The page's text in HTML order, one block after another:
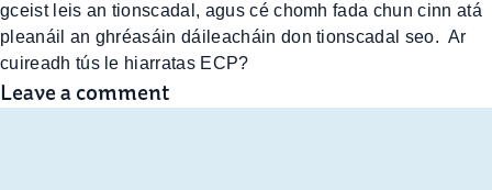
gceist leis an tionscadal, agus cé chomh fada chun cinn atá
pleanáil an ghréasáin dáileacháin don tionscadal seo. Ar
cuireadh tús le hiarratas ECP?
Leave a comment